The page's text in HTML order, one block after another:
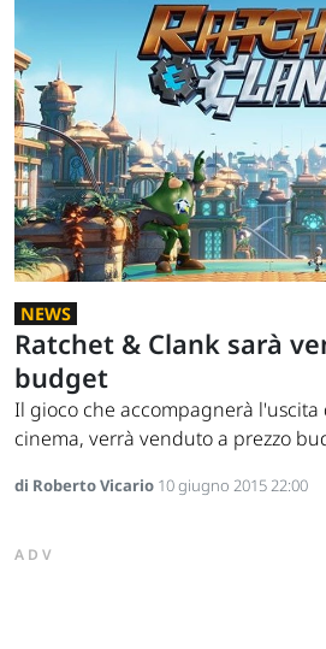
NEWS
Ratchet & Clank sarà
budget
Il gioco che accompagnerà l'uscita
cinema, verrà venduto a prezzo
di Roberto Vicario 10 giugno 2015 22:00
ADV